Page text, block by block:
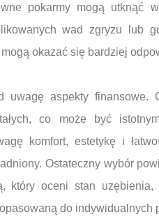
pokarmy mogą utknąć
wad zgryzu lub
okazać się bardziej
uwagę aspekty finansowe.
co może być
komfort, estetykę i
Ostateczny wybór
który oceni stan
do indywidualnych